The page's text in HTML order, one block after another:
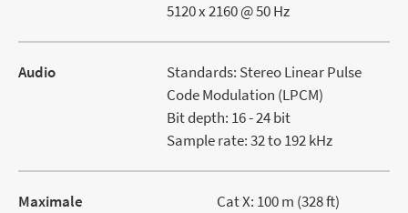
5120 x 2160 @ 50 Hz
Audio
Standards: Stereo Linear Pulse
Code Modulation (LPCM)
Bit depth: 16 - 24 bit
Sample rate: 32 to 192 kHz
Maximale
Cat X: 100 m (328 ft)